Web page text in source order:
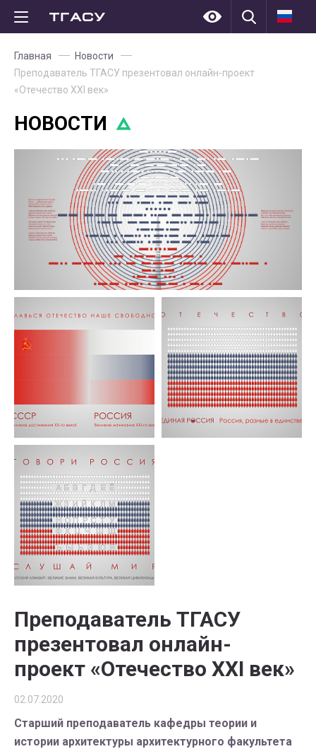
Главная
Новости
Преподаватель ТГАСУ презентовал онлайн-проект
«Отечество XXI век»
НОВОСТИ
Преподаватель ТГАСУ
презентовал онлайн-
проект «Отечество XXI век»
02.07.2020
Старший преподаватель кафедры теории и
истории архитектуры архитектурного факультета